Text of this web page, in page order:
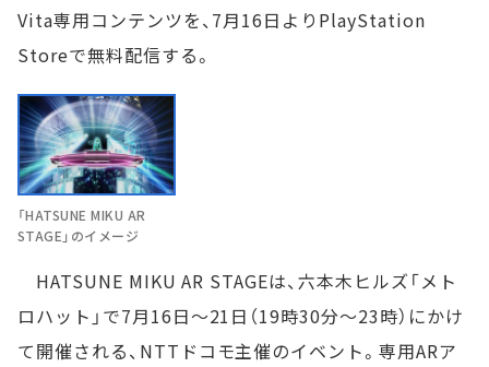
Vita専用コンテンツを、7月16日よりPlayStation
Storeで無料配信する。
「HATSUNE MIKU AR
STAGE」のイメージ
HATSUNE MIKU AR STAGEは、六本木ヒルズ「メト
ロハット」で7月16日～21日（19時30分～23時）にかけ
て開催される、NTTドコモ主催のイベント。専用ARア